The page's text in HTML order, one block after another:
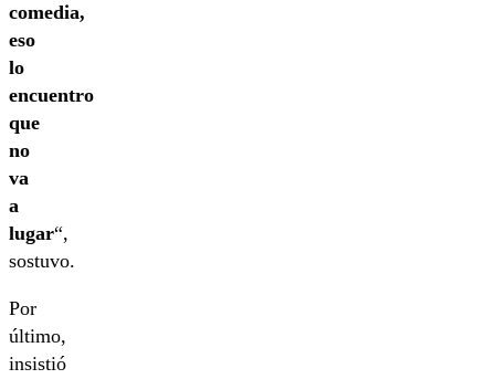
comedia,
eso
lo
encuentro
que
no
va
a
lugar“,
sostuvo.
Por
último,
insistió